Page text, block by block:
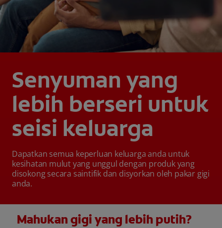
Senyuman yang
lebih berseri untuk
seisi keluarga
Dapatkan semua keperluan keluarga anda untuk
kesihatan mulut yang unggul dengan produk yang
disokong secara saintifik dan disyorkan oleh pakar gigi
anda.
Mahukan gigi yang lebih putih?